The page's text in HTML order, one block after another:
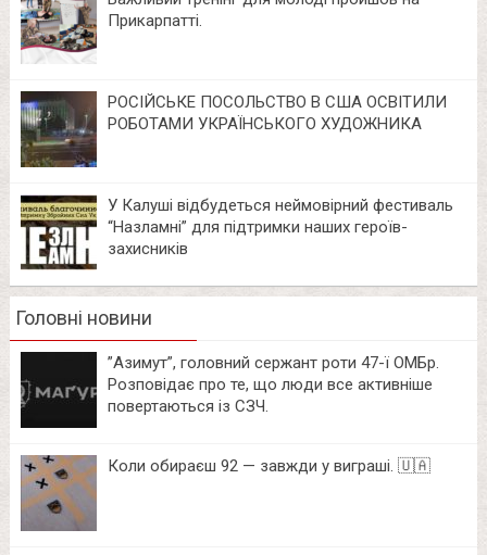
Прикарпатті.
РОСІЙСЬКЕ ПОСОЛЬСТВО В США ОСВІТИЛИ
РОБОТАМИ УКРАЇНСЬКОГО ХУДОЖНИКА
У Калуші відбудеться неймовірний фестиваль
“Назламні” для підтримки наших героїв-
захисників
Головні новини
⁨”Азимут”, головний сержант роти 47-ї ОМБр.
Розповідає про те, що люди все активніше
повертаються із СЗЧ.
Коли обираєш 92 — завжди у виграші. 🇺🇦